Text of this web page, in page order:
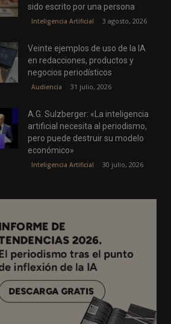
sido escrito por una persona
Inteligencia Artificial 3 agosto, 2026
Veinte ejemplos de uso de la IA
en redacciones, productos y
negocios periodísticos
Audiencia 31 julio, 2026
A.G. Sulzberger: «La inteligencia
artificial necesita al periodismo,
pero puede destruir su modelo
económico»
Inteligencia Artificial 30 julio, 2026